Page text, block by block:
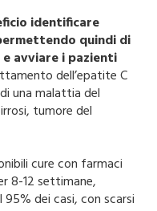
identificare
quindi di
avviare i pazienti
dell’epatite C
una malattia del
tumore del
cure con farmaci
8-12 settimane,
dei casi, con scarsi